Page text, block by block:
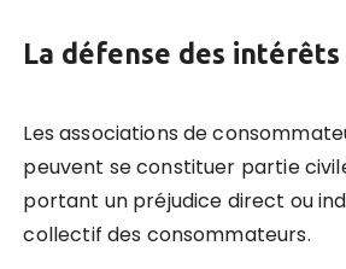
La défense des
Les associations de
peuvent se constituer partie
portant un préjudice direct ou
collectif des consommateurs.